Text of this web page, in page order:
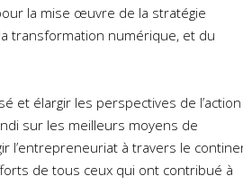
la mise œuvre de la stratégie
transformation numérique, et du
et élargir les perspectives de l’action
sur les meilleurs moyens de
l’entrepreneuriat à travers le
de tous ceux qui ont contribué à